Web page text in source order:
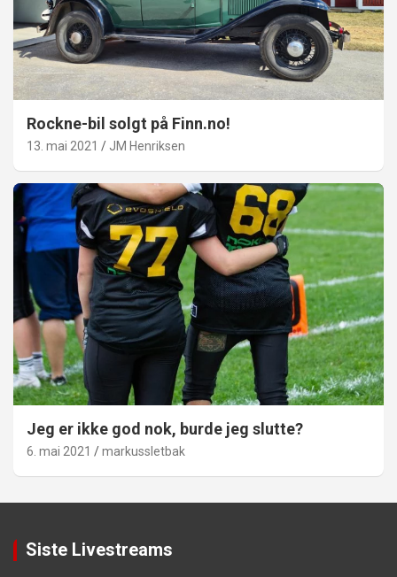
Rockne-bil solgt på Finn.no!
13. mai 2021 JM Henriksen
Jeg er ikke god nok, burde jeg slutte?
6. mai 2021 markussletbak
Siste Livestreams